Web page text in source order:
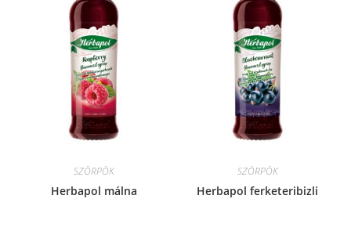
SZÖRPÖK
Herbapol málna
SZÖRPÖK
Herbapol ferketeribizli